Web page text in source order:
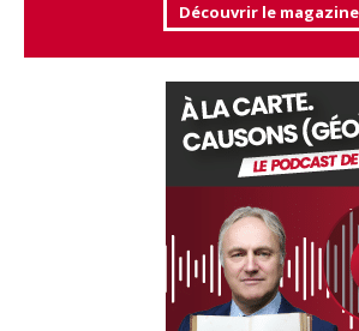
Découvrir le magazine